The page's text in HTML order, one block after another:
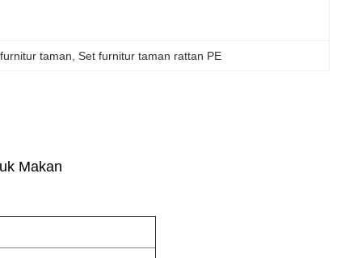
taman Set furnitur taman rattan PE
Makan